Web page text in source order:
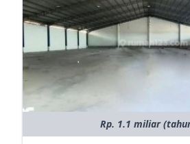
Rp. 1.1 miliar